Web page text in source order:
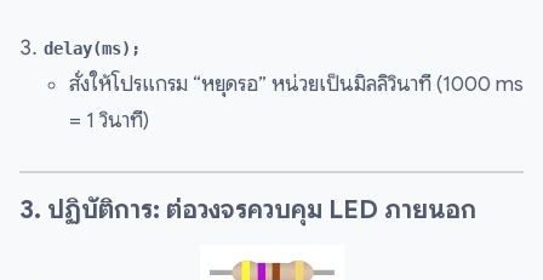
delay(ms);
สั่งให้โปรแกรม “หยุดรอ” หน่วยเป็นมิลลิวินาที (1000 ms
= 1 วินาที)
3. ปฏิบัติการ: ต่อวงจรควบคุม LED ภายนอก